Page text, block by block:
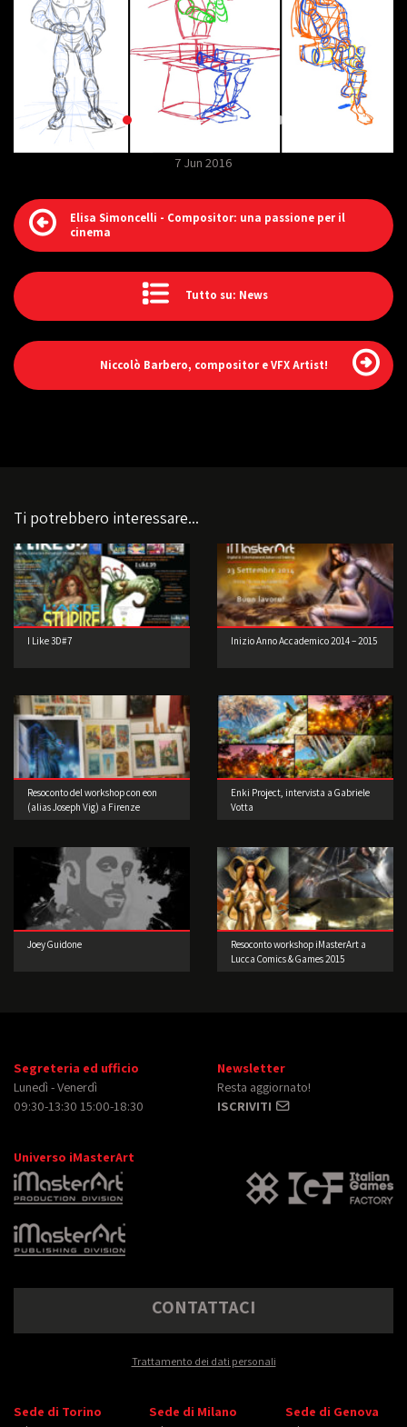
7 Jun 2016
Elisa Simoncelli - Compositor: una passione per il
cinema
Tutto su: News
Niccolò Barbero, compositor e VFX Artist!
Ti potrebbero interessare...
I Like 3D#7 Inizio Anno Accademico 2014 – 2015
Resoconto del workshop con eon
(alias Joseph Vig) a Firenze
Enki Project, intervista a Gabriele
Votta
Joey Guidone
Resoconto workshop iMasterArt a
Lucca Comics & Games 2015
Segreteria ed ufficio
Lunedì - Venerdì
09:30-13:30 15:00-18:30
Newsletter
Resta aggiornato!
ISCRIVITI
Universo iMasterArt
CONTATTACI
Trattamento dei dati personali
Sede di Torino
Sede di Milano
Sede di Genova